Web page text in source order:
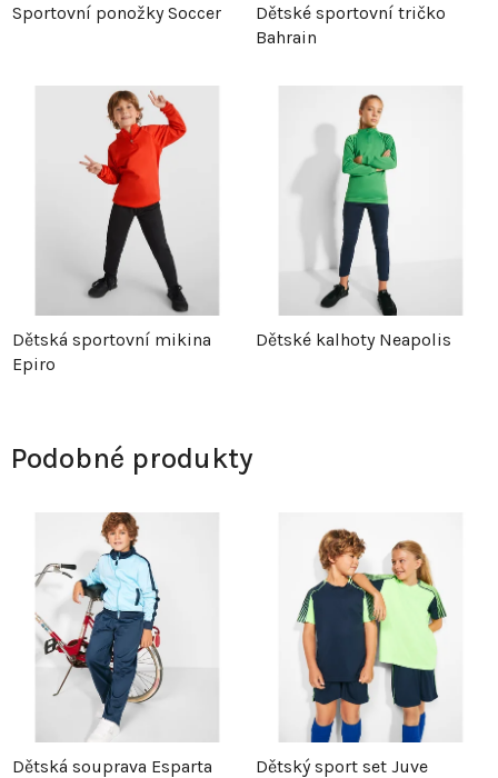
Sportovní ponožky Soccer
Dětské sportovní tričko
Bahrain
Dětská sportovní mikina
Epiro
Dětské kalhoty Neapolis
Podobné produkty
Dětská souprava Esparta Dětský sport set Juve